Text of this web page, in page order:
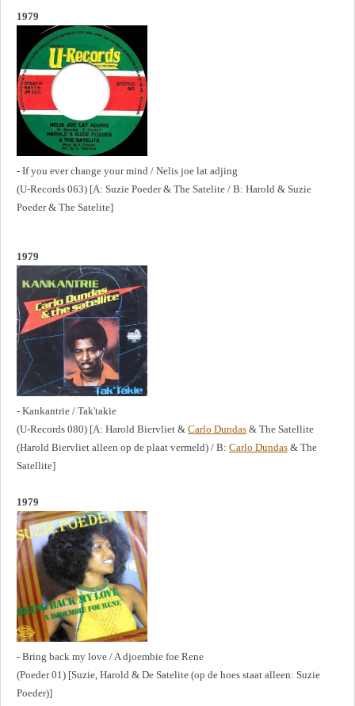
1979
- If you ever change your mind / Nelis joe lat adjing
(U-Records 063) [A: Suzie Poeder & The Satelite / B: Harold & Suzie
Poeder & The Satelite]
1979
- Kankantrie / Tak'takie
(U-Records 080) [A: Harold Biervliet & Carlo Dundas & The Satellite
(Harold Biervliet alleen op de plaat vermeld) / B: Carlo Dundas & The
Satellite]
1979
- Bring back my love / A djoembie foe Rene
(Poeder 01) [Suzie, Harold & De Satelite (op de hoes staat alleen: Suzie
Poeder)]